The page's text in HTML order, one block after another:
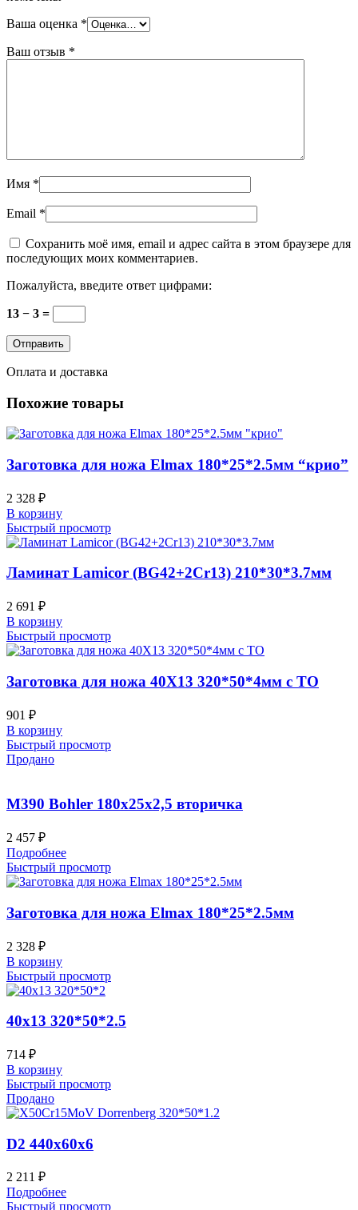
Ваша оценка *
Ваш отзыв *
Имя *
Email *
Сохранить моё имя, email и адрес сайта в этом браузере для
последующих моих комментариев.
Пожалуйста, введите ответ цифрами:
13 − 3 =
Оплата и доставка
Похожие товары
Заготовка для ножа Elmax 180*25*2.5мм “крио”
2 328 ₽
В корзину
Быстрый просмотр
Ламинат Lamicor (BG42+2Cr13) 210*30*3.7мм
2 691 ₽
В корзину
Быстрый просмотр
Заготовка для ножа 40Х13 320*50*4мм с ТО
901 ₽
В корзину
Быстрый просмотр
Продано
M390 Bohler 180х25х2,5 вторичка
2 457 ₽
Подробнее
Быстрый просмотр
Заготовка для ножа Elmax 180*25*2.5мм
2 328 ₽
В корзину
Быстрый просмотр
40х13 320*50*2.5
714 ₽
В корзину
Быстрый просмотр
Продано
D2 440x60x6
2 211 ₽
Подробнее
Быстрый просмотр